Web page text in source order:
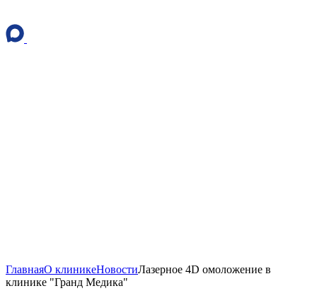
ГлавнаяО клиникеНовостиЛазерное 4D омоложение в
клинике "Гранд Медика"